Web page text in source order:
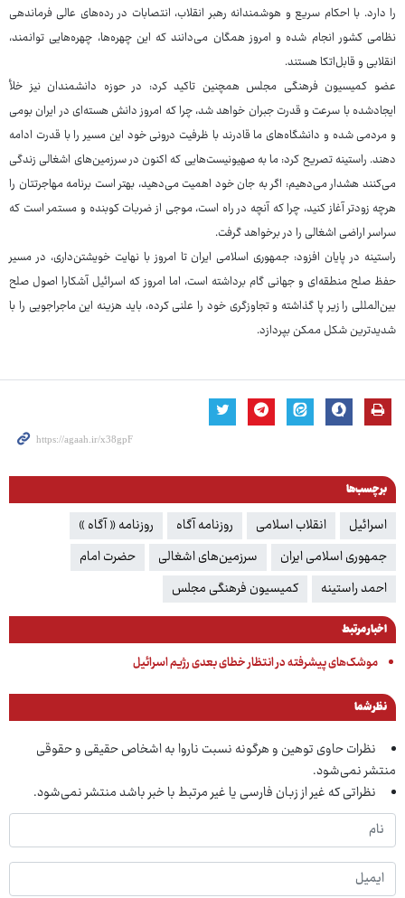
را دارد. با احکام سریع و هوشمندانه رهبر انقلاب، انتصابات در رده‌های عالی فرماندهی
نظامی کشور انجام شده و امروز همگان می‌دانند که این چهره‌ها، چهره‌هایی توانمند،
انقلابی و قابل‌اتکا هستند.
عضو کمیسیون فرهنگی مجلس همچنین تاکید کرد: در حوزه دانشمندان نیز خلأ
ایجادشده با سرعت و قدرت جبران خواهد شد، چرا که امروز دانش هسته‌ای در ایران بومی
و مردمی شده و دانشگاه‌های ما قادرند با ظرفیت درونی خود این مسیر را با قدرت ادامه
دهند. راستینه تصریح کرد: ما به صهیونیست‌هایی که اکنون در سرزمین‌های اشغالی زندگی
می‌کنند هشدار می‌دهیم: اگر به جان خود اهمیت می‌دهید، بهتر است برنامه مهاجرتتان را
هرچه زودتر آغاز کنید، چرا که آنچه در راه است، موجی از ضربات کوبنده و مستمر است که
سراسر اراضی اشغالی را در برخواهد گرفت.
راستینه در پایان افزود: جمهوری اسلامی ایران تا امروز با نهایت خویشتن‌داری، در مسیر
حفظ صلح منطقه‌ای و جهانی گام برداشته است، اما امروز که اسرائیل آشکارا اصول صلح
بین‌المللی را زیر پا گذاشته و تجاوزگری خود را علنی کرده، باید هزینه این ماجراجویی را با
شدیدترین شکل ممکن بپردازد.
برچسب‌ها
اسرائیل انقلاب اسلامی روزنامه آگاه
روزنامه « آگاه »
جمهوری اسلامی ایران
سرزمین‌های اشغالی
حضرت امام
احمد راستینه
کمیسیون فرهنگی مجلس
اخبار مرتبط
موشک‌های پیشرفته در انتظار خطای بعدی رژیم اسرائیل
نظر شما
نظرات حاوی توهین و هرگونه نسبت ناروا به اشخاص حقیقی و حقوقی
منتشر نمی‌شود.
نظراتی که غیر از زبان فارسی یا غیر مرتبط با خبر باشد منتشر نمی‌شود.